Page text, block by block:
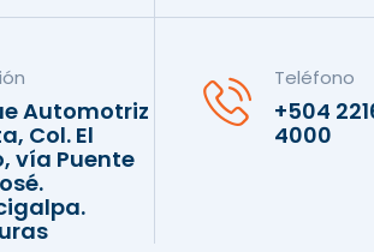
Automotriz
Col. El
vía Puente
Teléfono
+504
4000